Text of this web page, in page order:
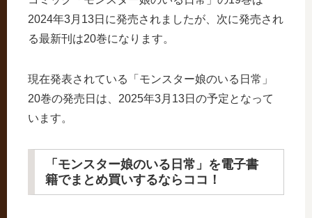
2024年3月13日に発売されましたが、次に発売され
る最新刊は20巻になります。
現在発表されている「モンスター娘のいる日常」
20巻の発売日は、2025年3月13日の予定となって
います。
「モンスター娘のいる日常」を電子書
籍でまとめ買いするならココ！